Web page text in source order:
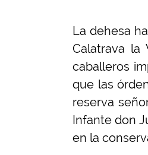
La dehesa
Calatrava la
caballeros
que las
reserva
Infante don
en la